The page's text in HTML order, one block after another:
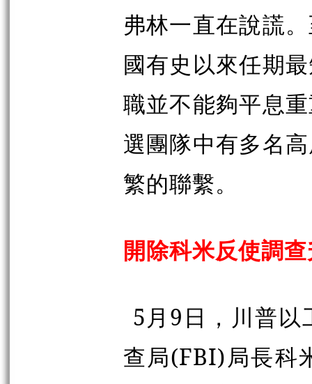
弗林一直在說謊
國有史以來任期
職並不能夠平息
選團隊中有多名
繁的聯繫。
開除科米反使調
5月9日，川普以
查局(FBI)局長科